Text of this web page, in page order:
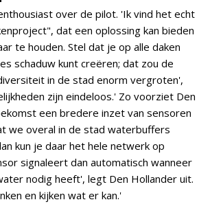
over de pilot. 'Ik vind het echt
dat een oplossing kan bieden
te houden. Stel dat je op alle daken
schaduw kunt creëren; dat zou de
in de stad enorm vergroten',
zijn eindeloos.' Zo voorziet Den
een bredere inzet van sensoren
we overal in de stad waterbuffers
kun je daar het hele netwerk op
signaleert dan automatisch wanneer
nodig heeft', legt Den Hollander uit.
en kijken wat er kan.'